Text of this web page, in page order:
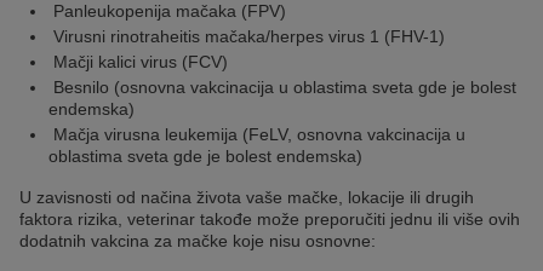
Panleukopenija mačaka (FPV)
Virusni rinotraheitis mačaka/herpes virus 1 (FHV-1)
Mačji kalici virus (FCV)
Besnilo (osnovna vakcinacija u oblastima sveta gde je bolest
endemska)
Mačja virusna leukemija (FeLV, osnovna vakcinacija u
oblastima sveta gde je bolest endemska)
U zavisnosti od načina života vaše mačke, lokacije ili drugih
faktora rizika, veterinar takođe može preporučiti jednu ili više ovih
dodatnih vakcina za mačke koje nisu osnovne: